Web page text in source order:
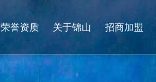
荣誉资质 关于锦山 招商加盟